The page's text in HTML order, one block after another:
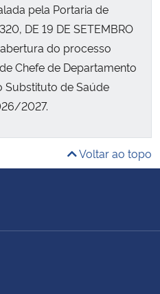
pela Portaria de
DE 19 DE SETEMBRO
do processo
Chefe de Departamento
Substituto de Saúde
2027.
Voltar ao topo